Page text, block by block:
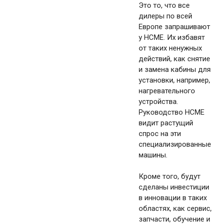
Это то, что все
дилеры по всей
Европе запрашивают
у HCME. Их избавят
от таких ненужных
действий, как снятие
и замена кабины для
установки, например,
нагревательного
устройства.
Руководство HCME
видит растущий
спрос на эти
специализированные
машины.
Кроме того, будут
сделаны инвестиции
в инновации в таких
областях, как сервис,
запчасти, обучение и